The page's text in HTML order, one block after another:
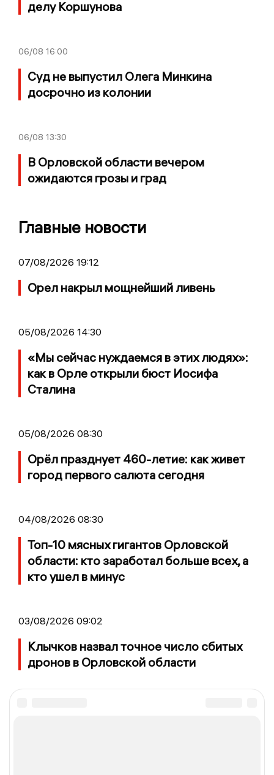
делу Коршунова
06/08 16:00
Суд не выпустил Олега Минкина
досрочно из колонии
06/08 13:30
В Орловской области вечером
ожидаются грозы и град
Главные новости
07/08/2026 19:12
Орел накрыл мощнейший ливень
05/08/2026 14:30
«Мы сейчас нуждаемся в этих людях»:
как в Орле открыли бюст Иосифа
Сталина
05/08/2026 08:30
Орёл празднует 460-летие: как живет
город первого салюта сегодня
04/08/2026 08:30
Топ-10 мясных гигантов Орловской
области: кто заработал больше всех, а
кто ушел в минус
03/08/2026 09:02
Клычков назвал точное число сбитых
дронов в Орловской области